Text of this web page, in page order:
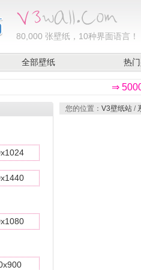
80,000 张壁纸，10种界面语言！
全部壁纸 热
⇒
您的位置： V3壁纸站 /